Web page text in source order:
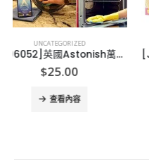
UNCATEGORIZED
$78.00
查看內容